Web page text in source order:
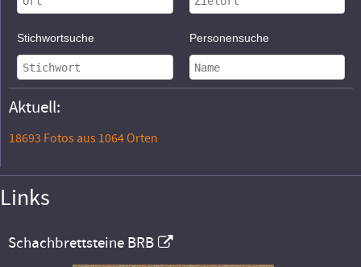
Stichwortsuche Personensuche
Aktuell:
18693 Fotos aus 1064 Orten
Links
Schachbrettsteine BRB